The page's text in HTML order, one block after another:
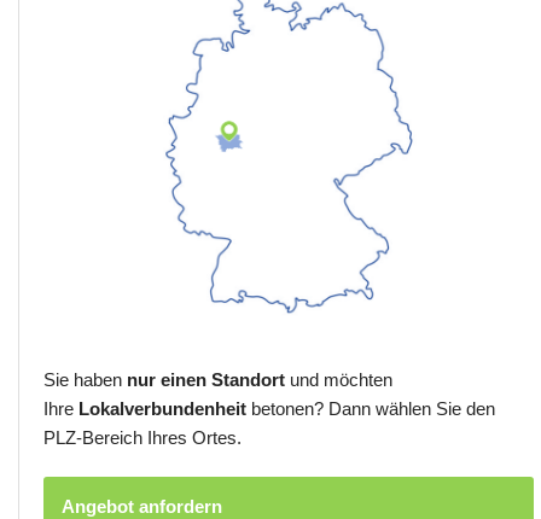
Sie haben nur einen Standort und möchten
Ihre Lokalverbundenheit betonen? Dann wählen Sie den
PLZ-Bereich Ihres Ortes.
Angebot anfordern